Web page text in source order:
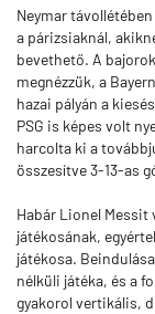
Neymar
a párizsiaknál,
bevethető. A
megnézzük, a
hazai pályán a
PSG is képes volt
harcolta ki a
összesítve 3-13-as
Habár Lionel Messit
játékosának,
játékosa.
nélküli játéka, és a
gyakorol vertikális,